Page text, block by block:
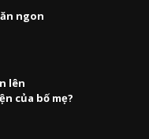
ngon
lên
của bố mẹ?